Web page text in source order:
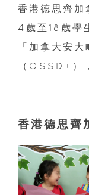
香港德思齊加
4歲至18歳學
「加拿大安
（OSSD+）
香港德思齊